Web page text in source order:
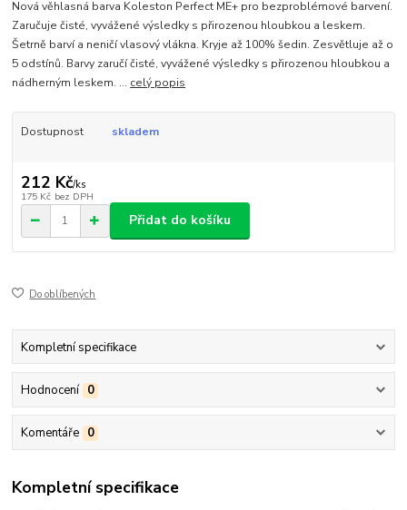
Nová věhlasná barva Koleston Perfect ME+ pro bezproblémové barvení.
Zaručuje čisté, vyvážené výsledky s přirozenou hloubkou a leskem.
Šetrně barví a neničí vlasový vlákna. Kryje až 100% šedin. Zesvětluje až o
5 odstínů. Barvy zaručí čisté, vyvážené výsledky s přirozenou hloubkou a
nádherným leskem. ... celý popis
Dostupnost skladem
212 Kč/ks
175 Kč bez DPH
Přidat do košíku
Do oblíbených
Kompletní specifikace
Hodnocení 0
Komentáře 0
Kompletní specifikace